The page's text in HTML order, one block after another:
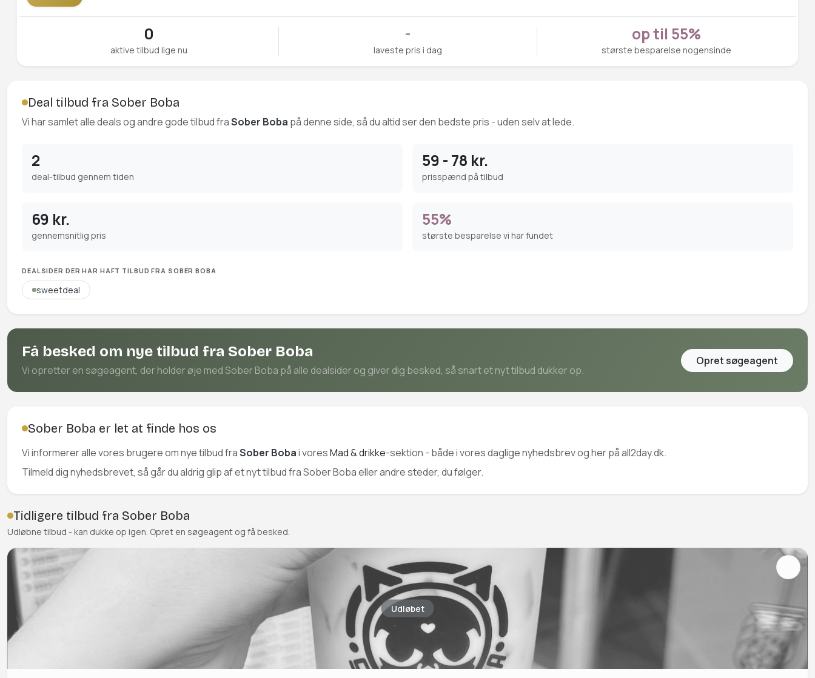
0
aktive tilbud lige nu
-
laveste pris i dag
op til 55%
største besparelse nogensinde
Deal tilbud fra Sober Boba
Vi har samlet alle deals og andre gode tilbud fraSober Boba på denne side, så du altid ser den bedste pris - uden selv at lede.
2
deal-tilbud gennem tiden
59 - 78 kr.
prisspænd på tilbud
69 kr.
gennemsnitlig pris
55%
største besparelse vi har fundet
DEALSIDER DER HAR HAFT TILBUD FRA SOBER BOBA
sweetdeal
Få besked om nye tilbud fra Sober Boba
Vi opretter en søgeagent, der holder øje med Sober Boba på alle dealsider og giver dig besked, så snart et nyt tilbud dukker op.
Opret søgeagent
Sober Boba er let at finde hos os
Vi informerer alle vores brugere om nye tilbud fraSober Bobai voresMad & drikke-sektion - både i vores daglige nyhedsbrev og her på all2day.dk.
Tilmeld dig nyhedsbrevet, så går du aldrig glip af et nyt tilbud fra Sober Boba eller andre steder, du følger.
Tidligere tilbud fra Sober Boba
Udløbne tilbud - kan dukke op igen. Opret en søgeagent og få besked.
Udløbet